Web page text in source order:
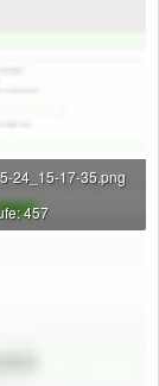
24_15-17-35.png
457